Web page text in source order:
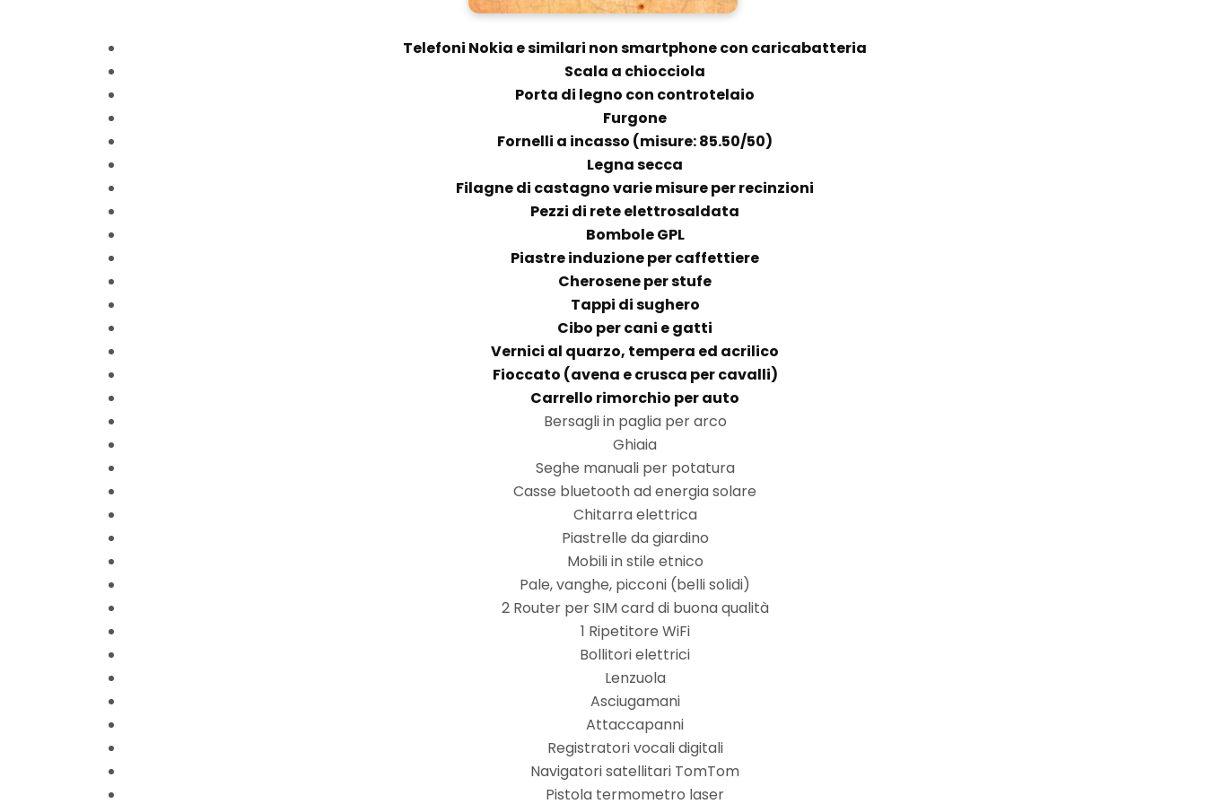
Telefoni Nokia e similari non smartphone con caricabatteria
Scala a chiocciola
Porta di legno con controtelaio
Furgone
Fornelli a incasso (misure: 85.50/50)
Legna secca
Filagne di castagno varie misure per recinzioni
Pezzi di rete elettrosaldata
Bombole GPL
Piastre induzione per caffettiere
Cherosene per stufe
Tappi di sughero
Cibo per cani e gatti
Vernici al quarzo, tempera ed acrilico
Fioccato (avena e crusca per cavalli)
Carrello rimorchio per auto
Bersagli in paglia per arco
Ghiaia
Seghe manuali per potatura
Casse bluetooth ad energia solare
Chitarra elettrica
Piastrelle da giardino
Mobili in stile etnico
Pale, vanghe, picconi (belli solidi)
2 Router per SIM card di buona qualità
1 Ripetitore WiFi
Bollitori elettrici
Lenzuola
Asciugamani
Attaccapanni
Registratori vocali digitali
Navigatori satellitari TomTom
Pistola termometro laser